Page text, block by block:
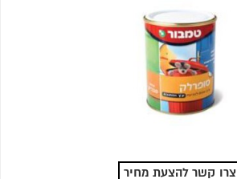
צרו קשר להצעת מחיר